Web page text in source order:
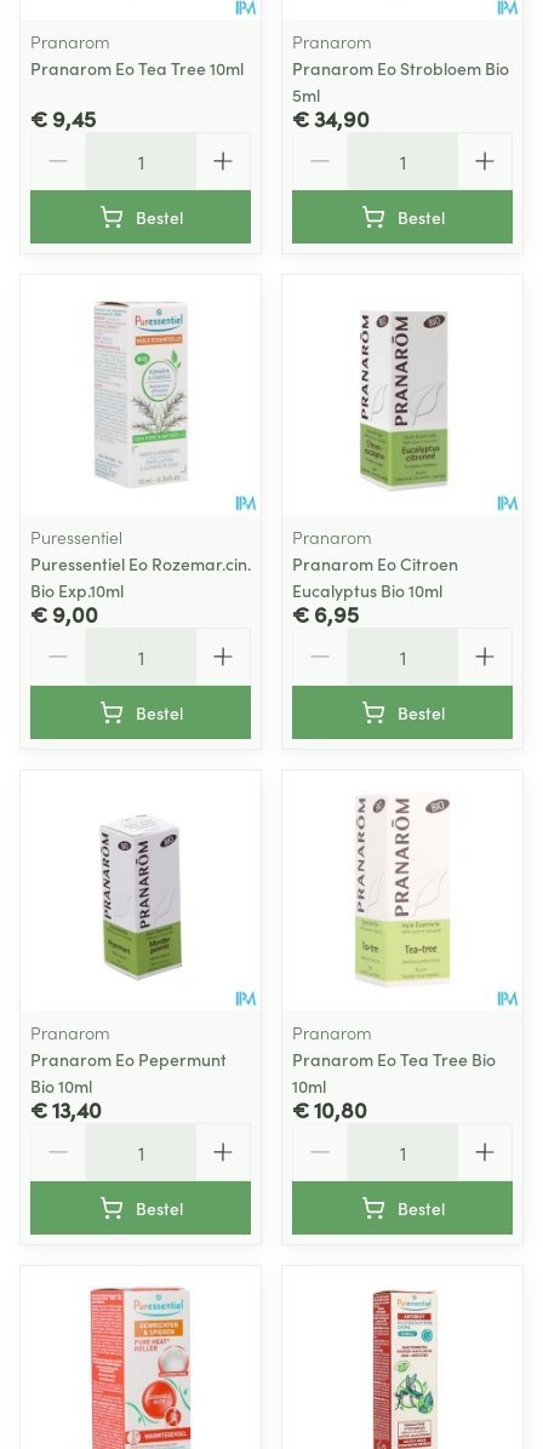
Pranarom
Pranarom Eo Tea Tree 10ml
€ 9,45
Bestel
Pranarom
Pranarom Eo Strobloem Bio
5ml
€ 34,90
Bestel
Puressentiel
Puressentiel Eo Rozemar.cin.
Bio Exp.10ml
€ 9,00
Bestel
Pranarom
Pranarom Eo Citroen
Eucalyptus Bio 10ml
€ 6,95
Bestel
Pranarom
Pranarom Eo Pepermunt
Bio 10ml
€ 13,40
Bestel
Pranarom
Pranarom Eo Tea Tree Bio
10ml
€ 10,80
Bestel